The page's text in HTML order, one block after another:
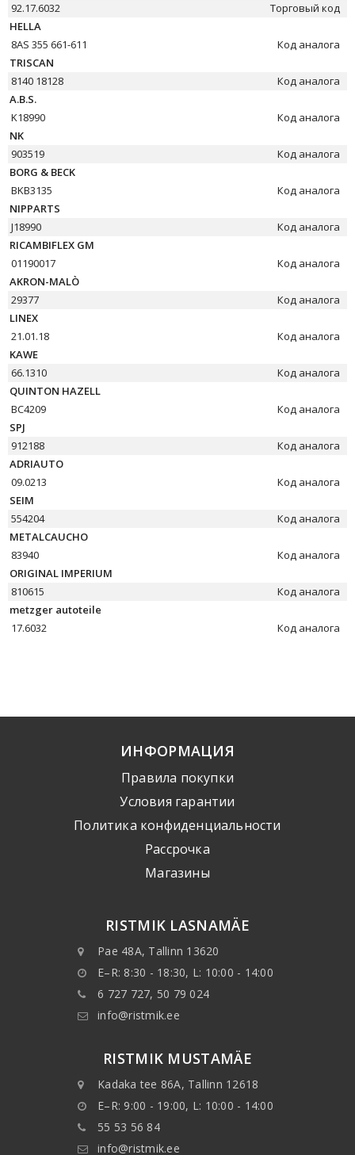
92.17.6032
Торговый код
HELLA
8AS 355 661-611
Код аналога
TRISCAN
8140 18128
Код аналога
A.B.S.
K18990
Код аналога
NK
903519
Код аналога
BORG & BECK
BKB3135
Код аналога
NIPPARTS
J18990
Код аналога
RICAMBIFLEX GM
01190017
Код аналога
AKRON-MALÒ
29377
Код аналога
LINEX
21.01.18
Код аналога
KAWE
66.1310
Код аналога
QUINTON HAZELL
BC4209
Код аналога
SPJ
912188
Код аналога
ADRIAUTO
09.0213
Код аналога
SEIM
554204
Код аналога
METALCAUCHO
83940
Код аналога
ORIGINAL IMPERIUM
810615
Код аналога
metzger autoteile
17.6032
Код аналога
ИНФОРМАЦИЯ
Правила покупки
Условия гарантии
Политика конфиденциальности
Рассрочка
Mагазины
RISTMIK LASNAMÄE
Pae 48A, Tallinn 13620
E–R: 8:30 - 18:30, L: 10:00 - 14:00
6 727 727, 50 79 024
info@ristmik.ee
RISTMIK MUSTAMÄE
Kadaka tee 86A, Tallinn 12618
E–R: 9:00 - 19:00, L: 10:00 - 14:00
55 53 56 84
info@ristmik.ee